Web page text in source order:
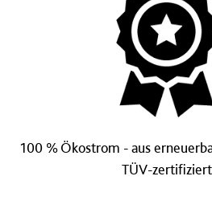
100 % Ökostrom - aus
TÜV-zertifiziert